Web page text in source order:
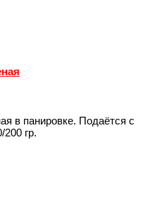
в панировке. Подаётся с
гр.